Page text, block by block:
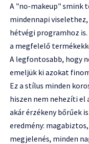
A "no-makeup" smink
mindennapi
hétvégi programhoz
a megfelelő
A legfontosabb, hogy
emeljük ki azokat
Ez a stílus minden
hiszen nem nehezíti el
akár érzékeny bőrűek
eredmény:
megjelenés, minden